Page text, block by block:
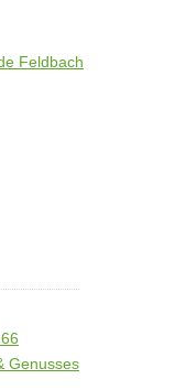
Feldbach
Genusses